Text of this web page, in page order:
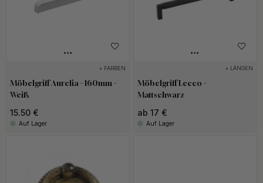
+ FARBEN
Möbelgriff Aurelia - 160mm -
Weiß
15.50 €
Auf Lager
+ LÄNGEN
Möbelgriff Lecco -
Mattschwarz
ab 17 €
Auf Lager